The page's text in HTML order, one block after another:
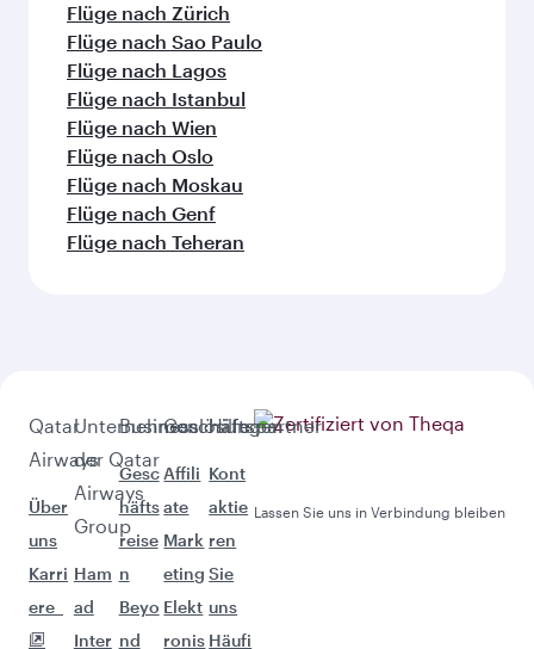
Flüge nach Zürich
Flüge nach Sao Paulo
Flüge nach Lagos
Flüge nach Istanbul
Flüge nach Wien
Flüge nach Oslo
Flüge nach Moskau
Flüge nach Genf
Flüge nach Teheran
Qatar
Airways
Über
uns
Karri
ere
Unternehmen
der Qatar
Airways
Group
Ham
ad
Inter
Businesslösungen
Gesc
häfts
reise
n
Beyo
nd
Geschäftspartner
Affili
ate
Mark
eting
Elekt
ronis
Hilfe
Kont
aktie
ren
Sie
uns
Häufi
Lassen Sie uns in Verbindung bleiben